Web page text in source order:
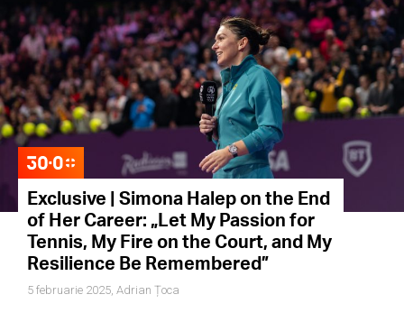
Exclusive | Simona Halep on the End
of Her Career: „Let My Passion for
Tennis, My Fire on the Court, and My
Resilience Be Remembered”
5 februarie 2025, Adrian Țoca